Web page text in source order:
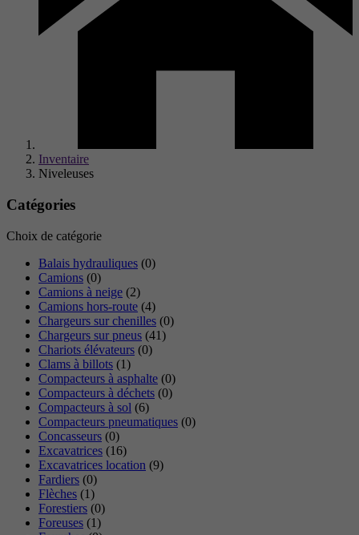
Inventaire
Niveleuses
Catégories
Choix de catégorie
Balais hydrauliques (0)
Camions (0)
Camions à neige (2)
Camions hors-route (4)
Chargeurs sur chenilles (0)
Chargeurs sur pneus (41)
Chariots élévateurs (0)
Clams à billots (1)
Compacteurs à asphalte (0)
Compacteurs à déchets (0)
Compacteurs à sol (6)
Compacteurs pneumatiques (0)
Concasseurs (0)
Excavatrices (16)
Excavatrices location (9)
Fardiers (0)
Flèches (1)
Forestiers (0)
Foreuses (1)